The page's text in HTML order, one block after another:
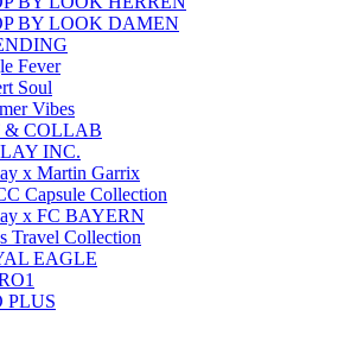
BY LOOK DAMEN
Fever
Soul
Vibes
& COLLAB
INC.
x Martin Garrix
Capsule Collection
x FC BAYERN
Travel Collection
EAGLE
PLUS